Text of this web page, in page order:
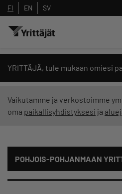
FI EN SV
YRITTÄJÄ, tule mukaan omiesi
Vaikutamme ja verkostoimme
oma paikallisyhdistyksesi ja
POHJOIS-POHJANMAAN
Hae sivustolta tai
Yrittäjien tekoälyltä
Suodata hakutuloksia: näytä